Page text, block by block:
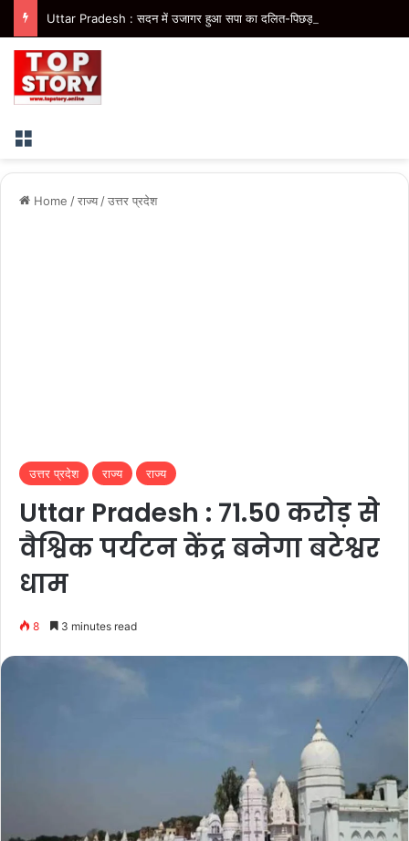
Menu
Home /राज्य /उत्तर प्रदेश
उत्तर प्रदेश राज्य राज्य
Uttar Pradesh : 71.50 करोड़ से
वैश्विक पर्यटन केंद्र बनेगा बटेश्वर
धाम
8 3 minutes read